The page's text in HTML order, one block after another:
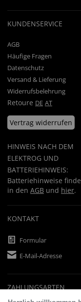
KUNDENSERVICE
AGB
Häufige Fragen
Datenschutz
Versand & Lieferung
Widerrufsbelehrung
Retoure DE AT
Vertrag widerrufen
HINWEIS NACH DEM
ELEKTROG UND
BATTERIEHINWEIS:
Batteriehinweise
in den AGB und hier.
KONTAKT
Formular
E-Mail-Adresse
ZAHLUNGSARTEN